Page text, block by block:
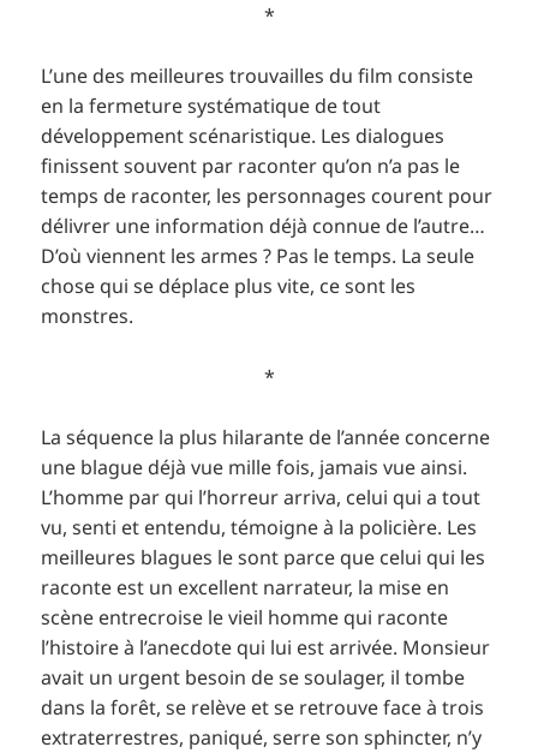
*
L’une des meilleures trouvailles du film consiste
en la fermeture systématique de tout
développement scénaristique. Les dialogues
finissent souvent par raconter qu’on n’a pas le
temps de raconter, les personnages courent pour
délivrer une information déjà connue de l’autre…
D’où viennent les armes ? Pas le temps. La seule
chose qui se déplace plus vite, ce sont les
monstres.
*
La séquence la plus hilarante de l’année concerne
une blague déjà vue mille fois, jamais vue ainsi.
L’homme par qui l’horreur arriva, celui qui a tout
vu, senti et entendu, témoigne à la policière. Les
meilleures blagues le sont parce que celui qui les
raconte est un excellent narrateur, la mise en
scène entrecroise le vieil homme qui raconte
l’histoire à l’anecdote qui lui est arrivée. Monsieur
avait un urgent besoin de se soulager, il tombe
dans la forêt, se relève et se retrouve face à trois
extraterrestres, paniqué, serre son sphincter, n’y